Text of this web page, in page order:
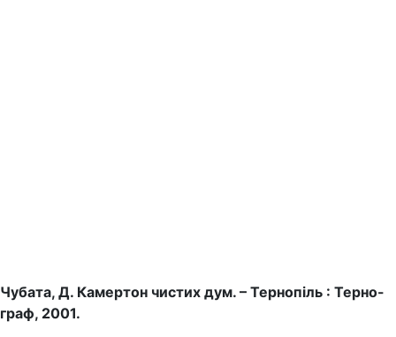
Чубата, Д. Камертон чистих дум. – Тернопіль : Терно-
граф, 2001.